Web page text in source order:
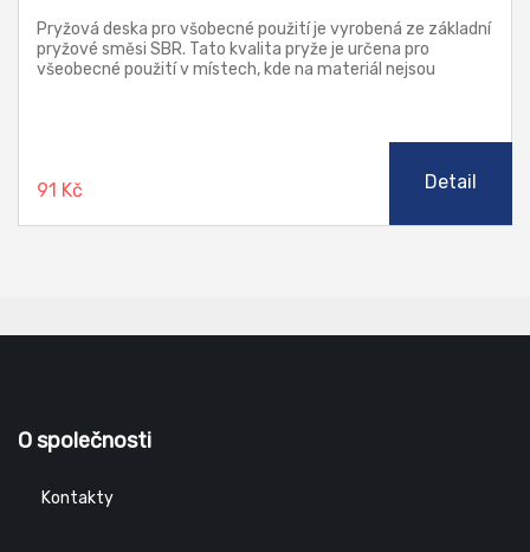
Pryžová deska pro všobecné použití je vyrobená ze základní
pryžové směsi SBR. Tato kvalita pryže je určena pro
všeobecné použití v místech, kde na materiál nejsou
91 Kč Detail
O společnosti
Kontakty